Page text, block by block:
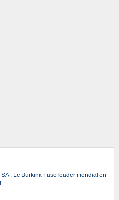
: Le Burkina Faso leader mondial en